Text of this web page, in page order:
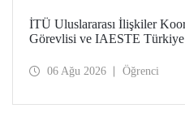
İTÜ Uluslararası İlişkiler
Görevlisi ve IAESTE
Temmuz tarihlerinde ABD’de
06 Ağu 2026 Öğrenci